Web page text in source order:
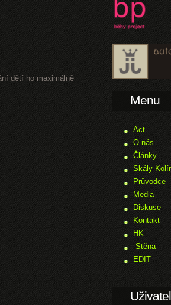
dětí ho maximálně
Menu
Act
O nás
Články
Skály
Průvodce
Media
Diskuse
Kontakt
HK
Stěna
EDIT
Uživatel